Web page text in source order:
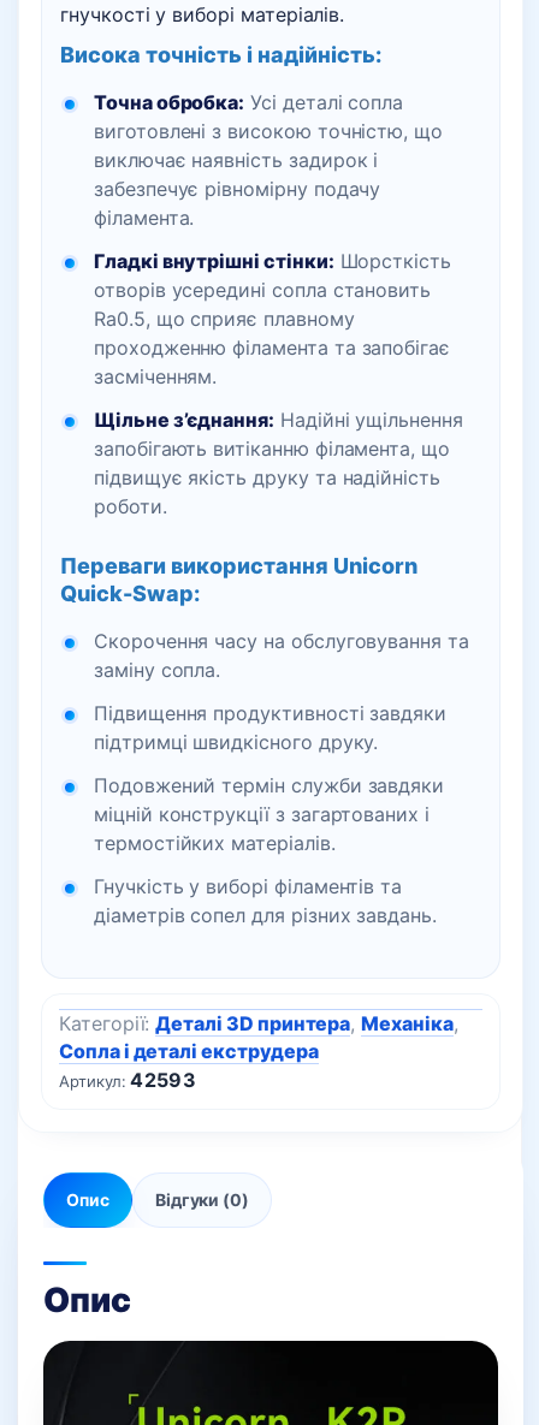
гнучкості у виборі матеріалів.
Висока точність і надійність:
Точна обробка: Усі деталі сопла
виготовлені з високою точністю, що
виключає наявність задирок і
забезпечує рівномірну подачу
філамента.
Гладкі внутрішні стінки: Шорсткість
отворів усередині сопла становить
Ra0.5, що сприяє плавному
проходженню філамента та запобігає
засміченням.
Щільне з’єднання: Надійні ущільнення
запобігають витіканню філамента, що
підвищує якість друку та надійність
роботи.
Переваги використання Unicorn
Quick-Swap:
Скорочення часу на обслуговування та
заміну сопла.
Підвищення продуктивності завдяки
підтримці швидкісного друку.
Подовжений термін служби завдяки
міцній конструкції з загартованих і
термостійких матеріалів.
Гнучкість у виборі філаментів та
діаметрів сопел для різних завдань.
Артикул:42593
Категорії:Деталі 3D принтера,Механіка,
Сопла і деталі екструдера
Опис Відгуки (0)
Опис